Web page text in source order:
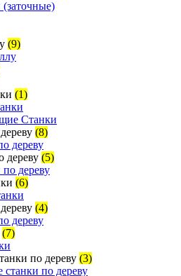
(9)
(1)
Станки
(8)
дереву (5)
(6)
(4)
(7)
по дереву (3)